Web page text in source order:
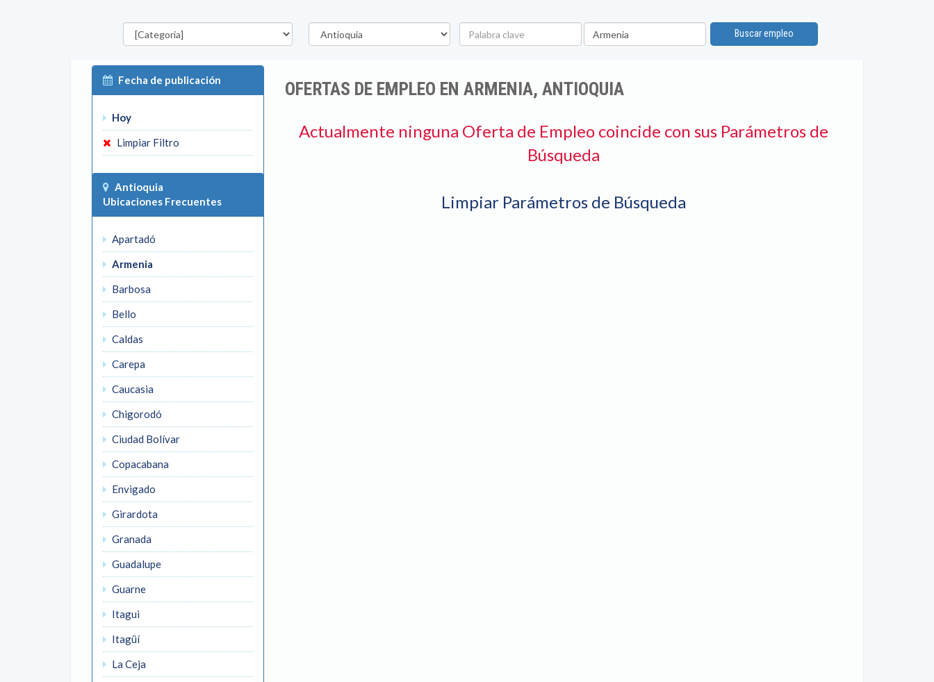
Categorías Departamento
Palabra
clave
Ubicación
Buscar empleo
Fecha de publicación
Hoy
Limpiar Filtro
Antioquia
Ubicaciones Frecuentes
Apartadó
Armenia
Barbosa
Bello
Caldas
Carepa
Caucasia
Chigorodó
Ciudad Bolívar
Copacabana
Envigado
Girardota
Granada
Guadalupe
Guarne
Itagui
Itagüí
La Ceja
OFERTAS DE EMPLEO EN ARMENIA, ANTIOQUIA
Actualmente ninguna Oferta de Empleo coincide con sus Parámetros de
Búsqueda
Limpiar Parámetros de Búsqueda